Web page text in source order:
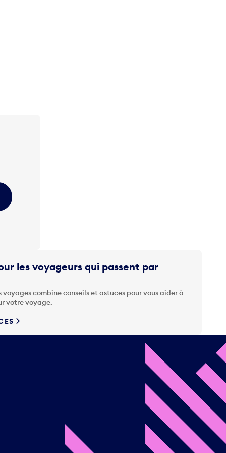
les voyageurs qui passent par
combine conseils et astuces pour vous aider à
votre voyage.